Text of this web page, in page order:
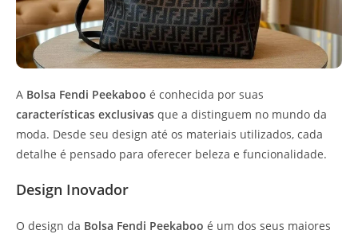
A Bolsa Fendi Peekaboo é conhecida por suas
características exclusivas que a distinguem no mundo da
moda. Desde seu design até os materiais utilizados, cada
detalhe é pensado para oferecer beleza e funcionalidade.
Design Inovador
O design da Bolsa Fendi Peekaboo é um dos seus maiores